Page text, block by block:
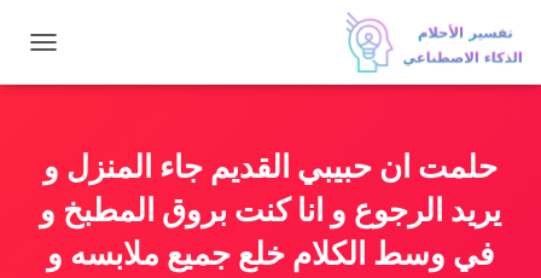
ب
ت
حلمت ان حبيبي القديم جاء المنزل و
يريد الرجوع و انا كنت بروق المطبخ و
في وسط الكلام خلع جميع ملابسه و